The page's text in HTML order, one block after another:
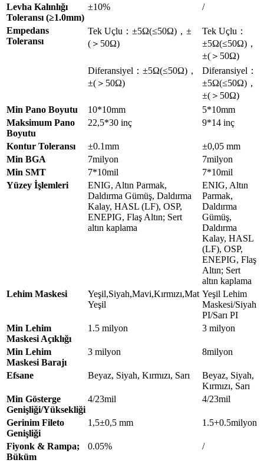
Levha Kalınlığı
Toleransı (≥1.0mm)
±10% /
Empedans
Toleransı
Tek Uçlu：±5Ω(≤50Ω)，±
(＞50Ω)
Tek Uçlu：
±5Ω(≤50Ω)，
±(＞50Ω)
Diferansiyel：±5Ω(≤50Ω)，
±(＞50Ω)
Diferansiyel：
±5Ω(≤50Ω)，
±(＞50Ω)
Min Pano Boyutu
10*10mm
5*10mm
Maksimum Pano
Boyutu
22,5*30 inç 9*14 inç
Kontur Toleransı ±0.1mm
±0,05 mm
Min BGA
7milyon
7milyon
Min SMT
7*10mil
7*10mil
Yüzey İşlemleri
ENIG, Altın Parmak,
Daldırma Gümüş, Daldırma
Kalay, HASL (LF), OSP,
ENEPIG, Flaş Altın; Sert
altın kaplama
ENIG, Altın
Parmak,
Daldırma
Gümüş,
Daldırma
Kalay, HASL
(LF), OSP,
ENEPIG, Flaş
Altın; Sert
altın kaplama
Lehim Maskesi
Yeşil,Siyah,Mavi,Kırmızı,Mat
Yeşil
Yeşil Lehim
Maskesi/Siyah
PI/Sarı PI
Min Lehim
Maskesi Açıklığı
1.5 milyon 3 milyon
Min Lehim
Maskesi Barajı
3 milyon 8milyon
Efsane Beyaz, Siyah, Kırmızı, Sarı
Beyaz, Siyah,
Kırmızı, Sarı
Min Gösterge
Genişliği/Yüksekliği
4/23mil 4/23mil
Gerinim Fileto
Genişliği
1,5±0,5 mm 1.5+0.5milyon
Fiyonk & Rampa;
Büküm
0.05% /